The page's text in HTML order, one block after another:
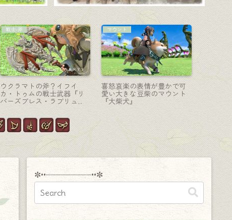
黒魔道士-杖
竜の眼と呪いの王冠の杖・
黒魔道士のエウレカウェポ
ン第三形態『エレメンタル
ロッド』
ミニオン
リスの親戚？滑空する可愛
い小型哺乳類のミニオン
『モモンガ』
大きな
✼••┈┈┈┈┈┈┈┈┈••✼